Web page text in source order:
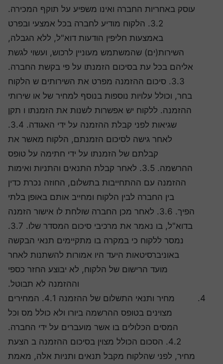
עוסק באחריות החברה ואינו משפיע על תוקף המכירה.
3.2. הלקוח מודיע לחברה בכל אמצעי ובפרט
באמצעות חליפין הודעות דוא"ל, ללא הגבלה,
השירות(ים) שהמשתמש מעוניין לרכוש, ועשוי לגשת
אליהם בכל עת בסיכום הזמנתו על פי בקשת החברה.
3.3. סיכום ההזמנה מפרט את השירותים ש הלקוח
בחר, וכולל עלויות נוספות בנוסף למחיר של או שירותי
ההזמנה. ללקוח יש אפשרות לשנות את הזמנתו ו תקן
שגיאות לפני קבלת ההזמנה על ידי האגודה. 3.4.
לאחר גישה לסיכום הזמנתם, הלקוח מאשר את
קבלתם של הזמנתו על ידי חתימה על טופס
ההרשמה. 3.5. לאחר קבלת התנאים והתניות ואימות
ההזמנה עם ההתחייבות בתשלום, החוזה נכרת כדין
בין החברה לבין הלקוח ומחייב אותם באופן בלתי
הפיך. 3.6. לאחר מכן החברה שולחת לו אישור הזמנה
בדוא"ל, בו נאמר את מרכיבי סיכום המסדר שלו. 3.7.
נמסר ללקוח כי במקרה בו מתקיימים תנאי הבקשה
באוניברסיטאות היעד היו אמורות להשתנות לאחר
מועד הרישום של הלקוח, לא יבוצע החזר כספי
וההזמנה לא תבוטל.
מחיר ותנאי התשלום של ההזמנה 4.1. המחירים
מצוינים בטופס ההרשמה ביורו ולא כולל מס וכל
המסים הכלולים בו אשר מועברים על ידי החברה.
4.2. הסכום הכולל מצוין בסיכום ההזמנה ב הצעת
מחיר, לפני שהלקוח מקבל תנאים ותניות אלה, מאמת